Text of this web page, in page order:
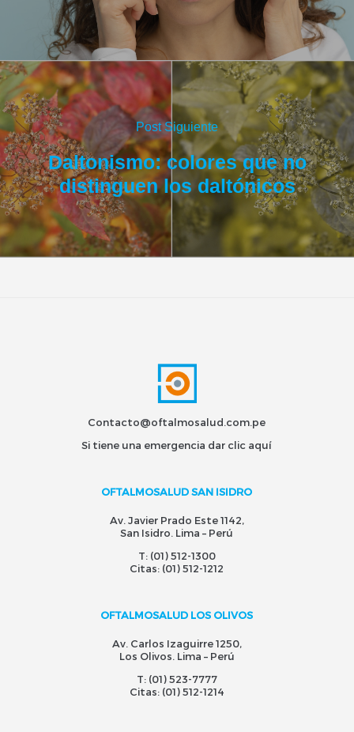
Post Siguiente
Daltonismo: colores que no
distinguen los daltónicos
Contacto@oftalmosalud.com.pe
Si tiene una emergencia dar clic aquí
OFTALMOSALUD SAN ISIDRO
Av. Javier Prado Este 1142,
San Isidro. Lima – Perú
T: (01) 512-1300
Citas: (01) 512-1212
OFTALMOSALUD LOS OLIVOS
Av. Carlos Izaguirre 1250,
Los Olivos. Lima – Perú
T: (01) 523-7777
Citas: (01) 512-1214